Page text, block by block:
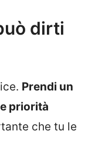
dirti
Prendi un
priorità
che tu le